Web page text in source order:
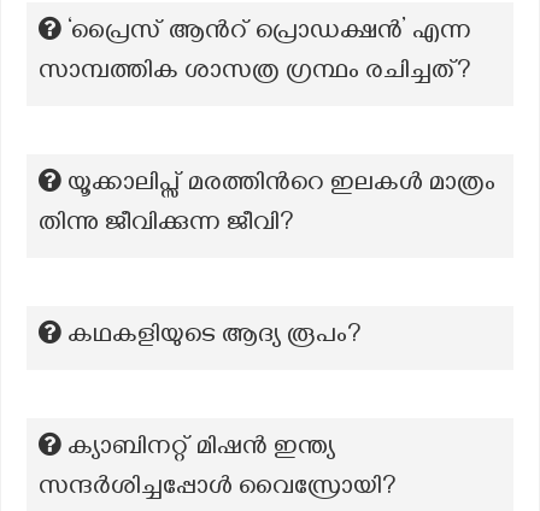
‘പ്രൈസ് ആന്‍റ് പ്രൊഡക്ഷൻ’ എന്ന
സാമ്പത്തിക ശാസത്ര ഗ്രന്ഥം രചിച്ചത്?
യൂക്കാലിപ്സ് മരത്തിൻറെ ഇലകൾ മാത്രം
തിന്നു ജീവിക്കുന്ന ജീവി?
കഥകളിയുടെ ആദ്യ രൂപം?
ക്യാബിനറ്റ് മിഷൻ ഇന്ത്യ
സന്ദർശിച്ചപ്പോൾ വൈസ്രോയി?